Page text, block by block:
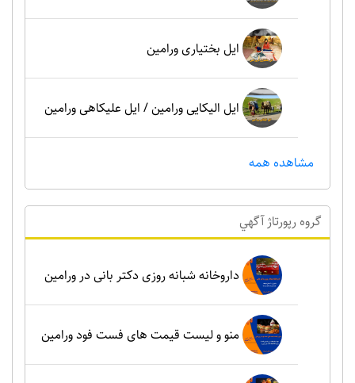
ایل بختیاری ورامین
ایل الیکایی ورامین / ایل علیکاهی ورامین
مشاهده همه
گروه رپورتاژ آگهي
داروخانه شبانه روزی دکتر بانی در ورامین
منو و لیست قیمت های فست فود ورامین